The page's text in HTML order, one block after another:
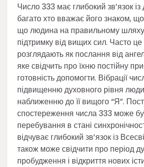
Число 333 має глибокий зв’язок із
багато хто вважає його знаком,
що людина на правильному
підтримку від вищих сил. Часто
розглядають як послання від
яке свідчить про їхню постійну
готовність допомогти. Вібрації
підвищенню духовного рівня
наближенню до її вищого “Я”.
спостереження числа 333 може
перебування в стані
відчуває глибокий зв’язок із
також може свідчити про період
пробудження і відкриття нових